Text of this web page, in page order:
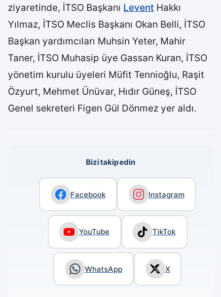
ziyaretinde, İTSO Başkanı Levent Hakkı
Yılmaz, İTSO Meclis Başkanı Okan Belli, İTSO
Başkan yardımcıları Muhsin Yeter, Mahir
Taner, İTSO Muhasip üye Gassan Kuran, İTSO
yönetim kurulu üyeleri Müfit Tennioğlu, Raşit
Özyurt, Mehmet Ünüvar, Hıdır Güneş, İTSO
Genel sekreteri Figen Gül Dönmez yer aldı.
Bizi takip edin
Facebook Instagram
YouTube TikTok
WhatsApp X